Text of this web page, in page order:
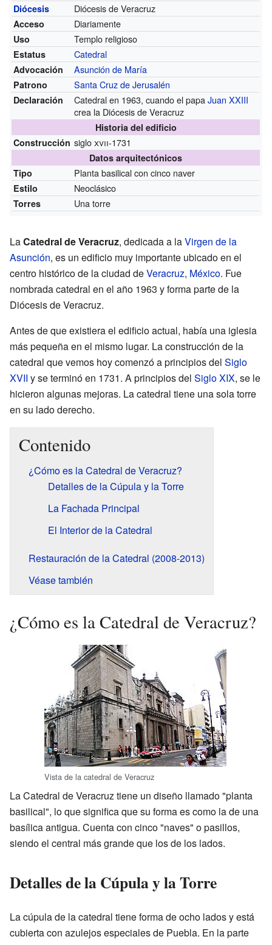
Diócesis Diócesis de Veracruz
Acceso Diariamente
Uso Templo religioso
Estatus Catedral
Advocación Asunción de María
Patrono Santa Cruz de Jerusalén
Declaración Catedral en 1963, cuando el papaJuan XXIII
crea la Diócesis de Veracruz
Historia del edificio
Construcción sigloxvii-1731
Datos arquitectónicos
Tipo
Planta basilical con cinco naver
Estilo Neoclásico
Torres Una torre
LaCatedral de Veracruz, dedicada a laVirgen de la
Asunción, es un edificio muy importante ubicado en el
centro histórico de la ciudad deVeracruz, México. Fue
nombrada catedral en el año 1963 y forma parte de la
Diócesis de Veracruz.
Antes de que existiera el edificio actual, había una iglesia
más pequeña en el mismo lugar. La construcción de la
catedral que vemos hoy comenzó a principios del Siglo
XVII y se terminó en 1731. A principios del Siglo XIX, se le
hicieron algunas mejoras. La catedral tiene una sola torre
en su lado derecho.
Contenido
¿Cómo es la Catedral de Veracruz?
Detalles de la Cúpula y la Torre
La Fachada Principal
El Interior de la Catedral
Restauración de la Catedral (2008-2013)
Véase también
¿Cómo es la Catedral de Veracruz?
Vista de la catedral de Veracruz
La Catedral de Veracruz tiene un diseño llamado "planta
basilical", lo que significa que su forma es como la de una
basílica antigua. Cuenta con cinco "naves" o pasillos,
siendo el central más grande que los de los lados.
Detalles de la Cúpula y la Torre
La cúpula de la catedral tiene forma de ocho lados y está
cubierta con azulejos especiales de Puebla. En la parte